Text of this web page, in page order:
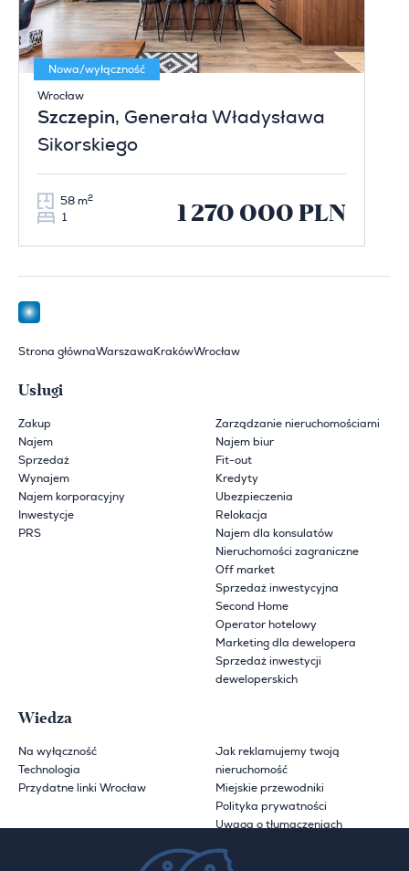
Nowa/wyłączność
Wrocław
Szczepin, Generała Władysława
Sikorskiego
58 m2
1 1 270 000 PLN
Strona głównaWarszawa KrakówWrocław
Usługi
Zakup
Najem
Sprzedaż
Wynajem
Najem korporacyjny
Inwestycje
PRS
Zarządzanie nieruchomościami
Najem biur
Fit-out
Kredyty
Ubezpieczenia
Relokacja
Najem dla konsulatów
Nieruchomości zagraniczne
Off market
Sprzedaż inwestycyjna
Second Home
Operator hotelowy
Marketing dla dewelopera
Sprzedaż inwestycji
deweloperskich
Wiedza
Na wyłączność
Technologia
Przydatne linki Wrocław
Jak reklamujemy twoją
nieruchomość
Miejskie przewodniki
Polityka prywatności
Uwaga o tłumaczeniach